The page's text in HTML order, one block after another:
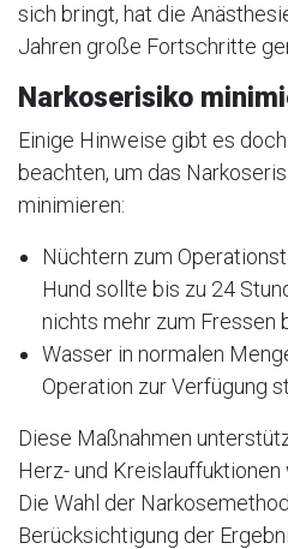
sich bringt, hat die
Jahren große Fortschritte
Narkoserisiko
Einige Hinweise gibt es
beachten, um das
minimieren:
Nüchtern zum
Hund sollte bis zu 24
nichts mehr zum Fressen
Wasser in normalen
Operation zur Verfügung
Diese Maßnahmen
Herz- und Kreislauffuktionen
Die Wahl der
Berücksichtigung der